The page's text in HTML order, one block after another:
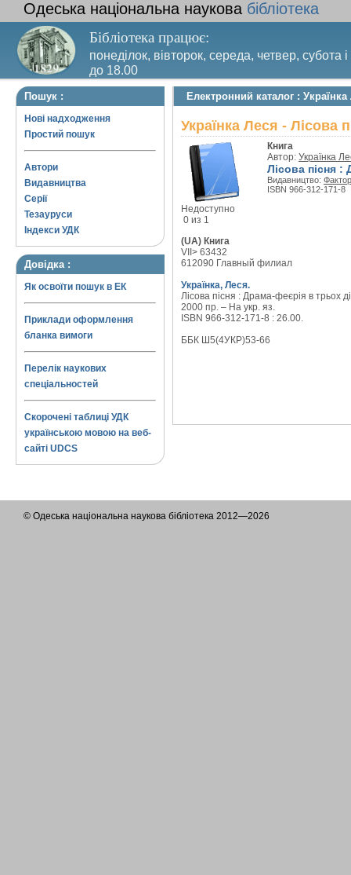
Одеська національна наукова бібліотека
Бібліотека працює:
понеділок, вівторок, середа, четвер, субота
до 18.00
Вихідний день – п’ятниця. Останній четвер
Пошук :
Нові надходження
Простий пошук
Автори
Видавництва
Серії
Тезауруси
Індекси УДК
Довідка :
Як освоїти пошук в ЕК
Приклади оформлення
бланка вимоги
Перелік наукових
спеціальностей
Скорочені таблиці УДК
українською мовою на веб-
сайті UDCS
Електронний каталог :
Українка Леся - Лісова
Недоступно
0 из 1
Книга
Автор: Українка
Лісова пісня :
Видавництво: Фактор
ISBN 966-312-171-8
(UA) Книга
VII> 63432
612090 Главный филиал
Українка, Леся.
Лісова пісня : Драма-феєрія в трьох
2000 пр. – На укр. яз.
ISBN 966-312-171-8 : 26.00.
ББК Ш5(4УКР)53-66
© Одеська національна наукова бібліотека 2012—2026